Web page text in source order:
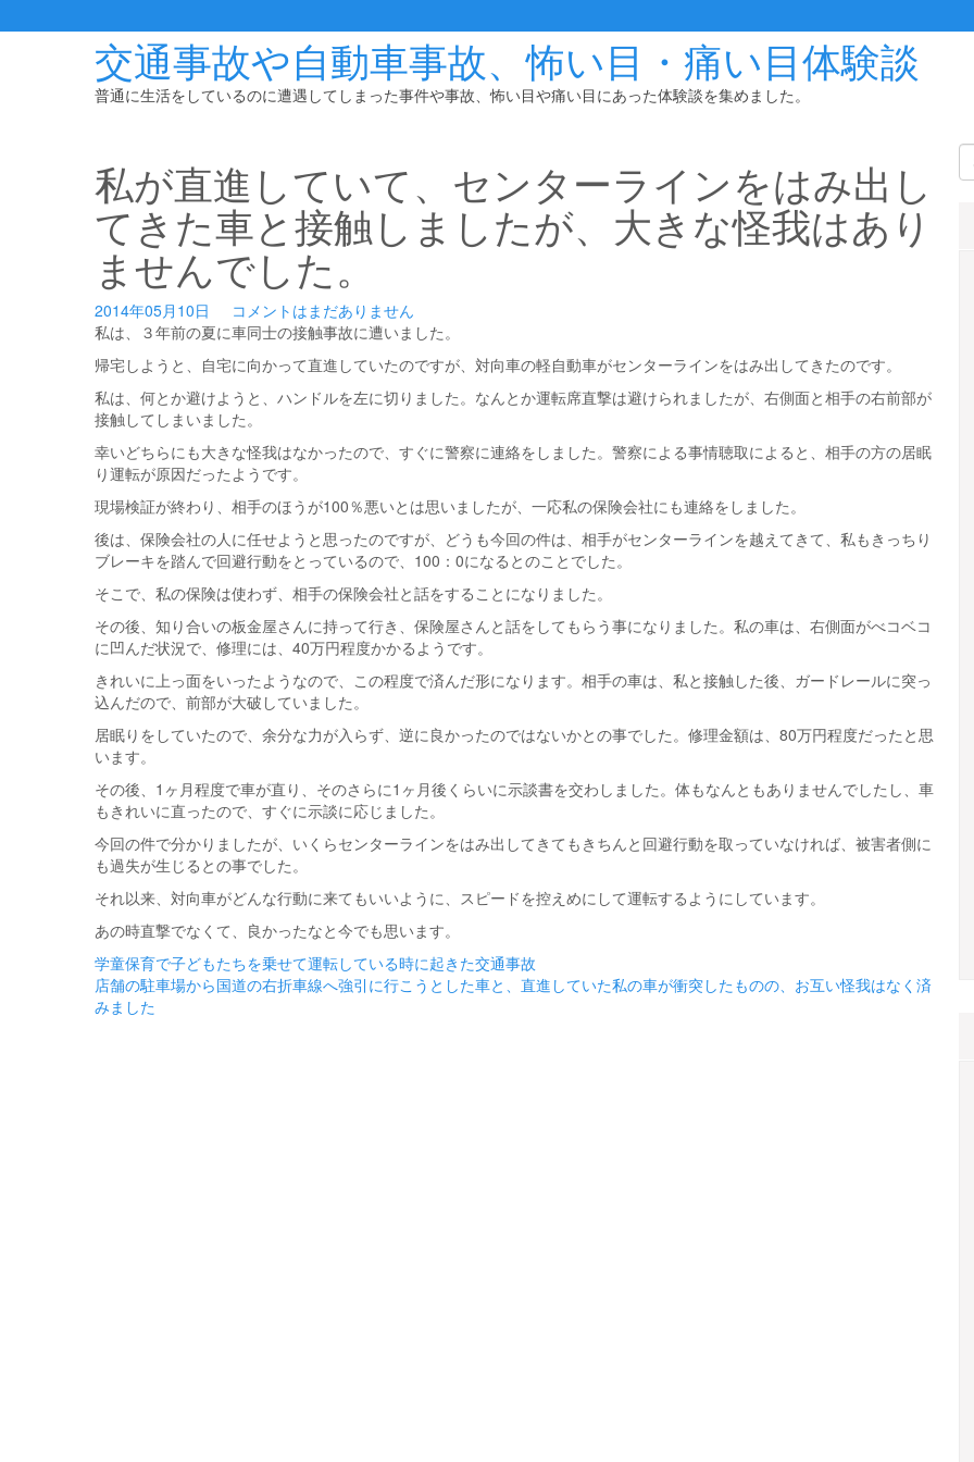
to
交通事故や自動車事故、怖い目・痛い目体験談
普通に生活をしているのに遭遇してしまった事件や事故、怖い目や痛い目にあった体験談を集めました。
私が直進していて、センターラインをはみ出し
てきた車と接触しましたが、大きな怪我はあり
ませんでした。
2014年05月10日
コメントはまだありません
私は、３年前の夏に車同士の接触事故に遭いました。
帰宅しようと、自宅に向かって直進していたのですが、対向車の軽自動車がセンターラインをはみ出してきたのです。
私は、何とか避けようと、ハンドルを左に切りました。なんとか運転席直撃は避けられましたが、右側面と相手の右前部が
接触してしまいました。
幸いどちらにも大きな怪我はなかったので、すぐに警察に連絡をしました。警察による事情聴取によると、相手の方の居眠
り運転が原因だったようです。
現場検証が終わり、相手のほうが100％悪いとは思いましたが、一応私の保険会社にも連絡をしました。
後は、保険会社の人に任せようと思ったのですが、どうも今回の件は、相手がセンターラインを越えてきて、私もきっちり
ブレーキを踏んで回避行動をとっているので、100：0になるとのことでした。
そこで、私の保険は使わず、相手の保険会社と話をすることになりました。
その後、知り合いの板金屋さんに持って行き、保険屋さんと話をしてもらう事になりました。私の車は、右側面がべコベコ
に凹んだ状況で、修理には、40万円程度かかるようです。
きれいに上っ面をいったようなので、この程度で済んだ形になります。相手の車は、私と接触した後、ガードレールに突っ
込んだので、前部が大破していました。
居眠りをしていたので、余分な力が入らず、逆に良かったのではないかとの事でした。修理金額は、80万円程度だったと思
います。
その後、1ヶ月程度で車が直り、そのさらに1ヶ月後くらいに示談書を交わしました。体もなんともありませんでしたし、車
もきれいに直ったので、すぐに示談に応じました。
今回の件で分かりましたが、いくらセンターラインをはみ出してきてもきちんと回避行動を取っていなければ、被害者側に
も過失が生じるとの事でした。
それ以来、対向車がどんな行動に来てもいいように、スピードを控えめにして運転するようにしています。
あの時直撃でなくて、良かったなと今でも思います。
投
稿
学童保育で子どもたちを乗せて運転している時に起きた交通事故
店舗の駐車場から国道の右折車線へ強引に行こうとした車と、直進していた私の車が衝突したものの、お互い怪我はなく済
みました